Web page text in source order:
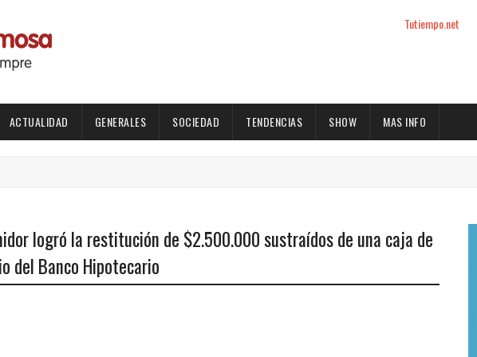
Tutiempo.net
ACTUALIDAD GENERALES SOCIEDAD TENDENCIAS SHOW MAS INFO
logró la restitución de $2.500.000 sustraídos de una caja de
del Banco Hipotecario